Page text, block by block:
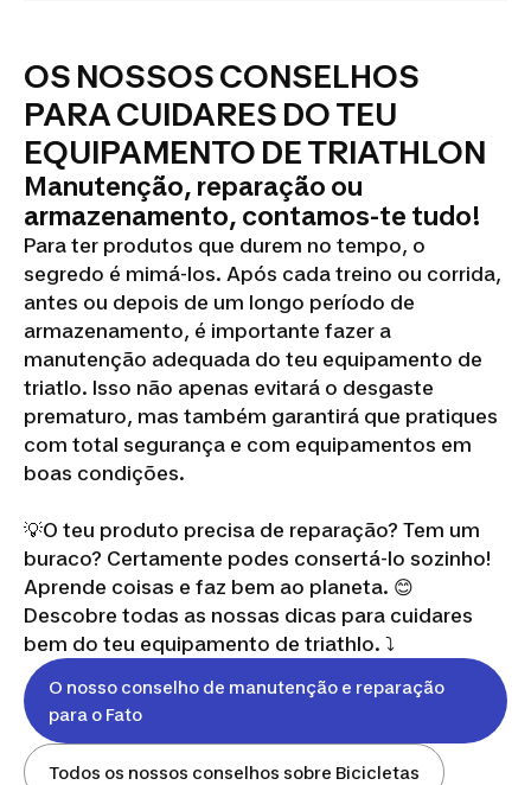
OS NOSSOS CONSELHOS
PARA CUIDARES DO TEU
EQUIPAMENTO DE TRIATHLON
Manutenção, reparação ou
armazenamento, contamos-te tudo!
Para ter produtos que durem no tempo, o
segredo é mimá-los. Após cada treino ou corrida,
antes ou depois de um longo período de
armazenamento, é importante fazer a
manutenção adequada do teu equipamento de
triatlo. Isso não apenas evitará o desgaste
prematuro, mas também garantirá que pratiques
com total segurança e com equipamentos em
boas condições.
💡O teu produto precisa de reparação? Tem um
buraco? Certamente podes consertá-lo sozinho!
Aprende coisas e faz bem ao planeta. 😊
Descobre todas as nossas dicas para cuidares
bem do teu equipamento de triathlo. ⤵️
O nosso conselho de manutenção e reparação
para o Fato
Todos os nossos conselhos sobre Bicicletas